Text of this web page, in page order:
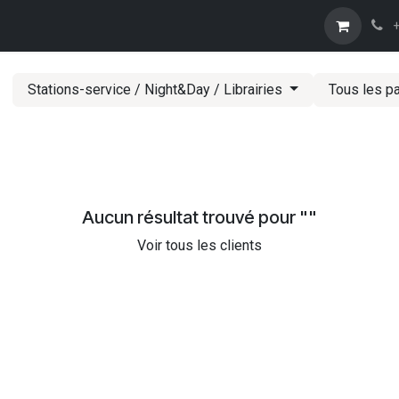
Stations-service / Night&Day / Librairies Tous les
Aucun résultat trouvé pour ""
Voir tous les clients